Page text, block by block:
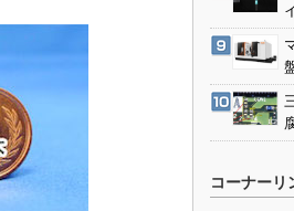
コーナーリ